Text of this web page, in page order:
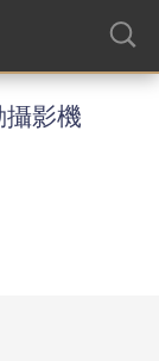
影機